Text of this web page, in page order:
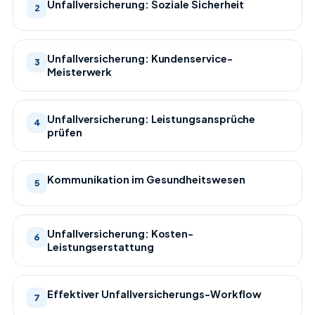
2 Unfallversicherung: Soziale Sicherheit
3
Unfallversicherung: Kundenservice-
Meisterwerk
4
Unfallversicherung: Leistungsansprüche
prüfen
5 Kommunikation im Gesundheitswesen
6
Unfallversicherung: Kosten-
Leistungserstattung
7 Effektiver Unfallversicherungs-Workflow